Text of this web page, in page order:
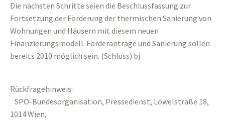
Die nächsten Schritte seien die Beschlussfassung zur
Fortsetzung der Förderung der thermischen Sanierung von
Wohnungen und Häusern mit diesem neuen
Finanzierungsmodell. Förderanträge und Sanierung sollen
bereits 2010 möglich sein. (Schluss) bj
Rückfragehinweis:
SPÖ-Bundesorganisation, Pressedienst, Löwelstraße 18,
1014 Wien,